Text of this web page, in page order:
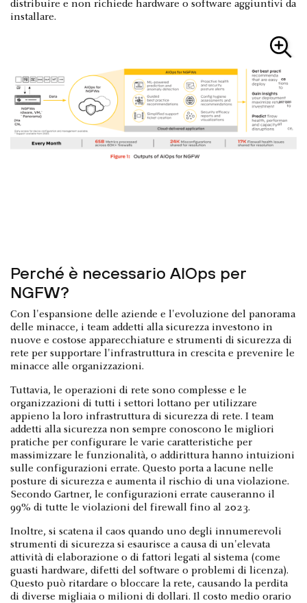
distribuire e non richiede hardware o software aggiuntivi da
installare.
Perché è necessario AIOps per
NGFW?
Con l'espansione delle aziende e l'evoluzione del panorama
delle minacce, i team addetti alla sicurezza investono in
nuove e costose apparecchiature e strumenti di sicurezza di
rete per supportare l'infrastruttura in crescita e prevenire le
minacce alle organizzazioni.
Tuttavia, le operazioni di rete sono complesse e le
organizzazioni di tutti i settori lottano per utilizzare
appieno la loro infrastruttura di sicurezza di rete. I team
addetti alla sicurezza non sempre conoscono le migliori
pratiche per configurare le varie caratteristiche per
massimizzare le funzionalità, o addirittura hanno intuizioni
sulle configurazioni errate. Questo porta a lacune nelle
posture di sicurezza e aumenta il rischio di una violazione.
Secondo Gartner, le configurazioni errate causeranno il
99% di tutte le violazioni del firewall fino al 2023.
Inoltre, si scatena il caos quando uno degli innumerevoli
strumenti di sicurezza si esaurisce a causa di un'elevata
attività di elaborazione o di fattori legati al sistema (come
guasti hardware, difetti del software o problemi di licenza).
Questo può ritardare o bloccare la rete, causando la perdita
di diverse migliaia o milioni di dollari. Il costo medio orario